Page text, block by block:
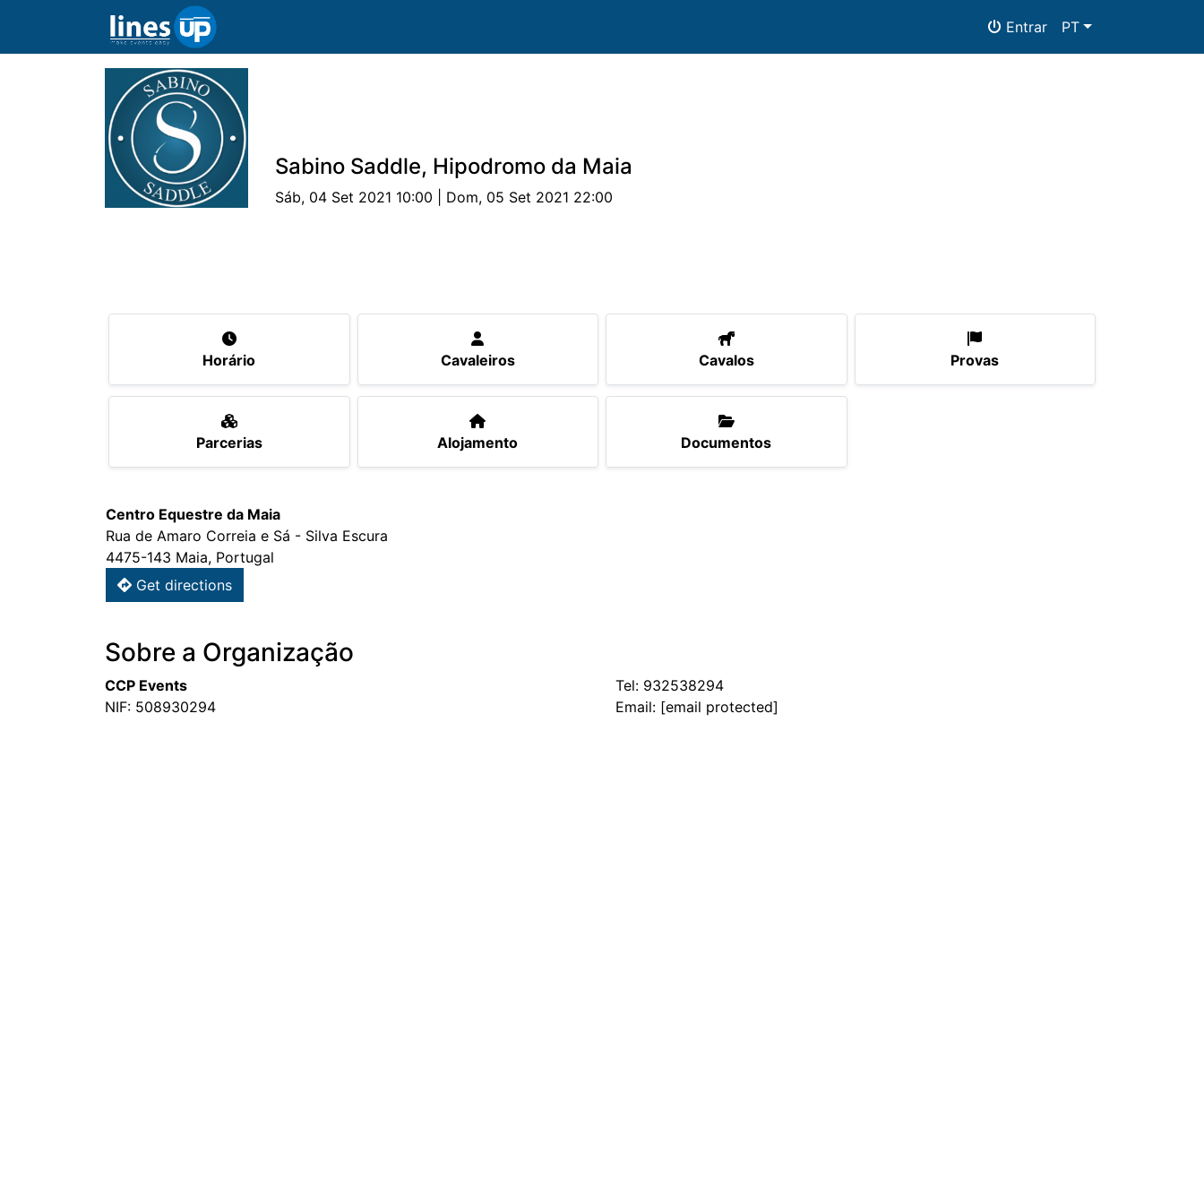
Entrar PT
Sabino Saddle, Hipodromo da Maia
Sáb, 04 Set 2021 10:00 | Dom, 05 Set 2021 22:00
Horário Cavaleiros Cavalos Provas
Parcerias Alojamento Documentos
Centro Equestre da Maia
Rua de Amaro Correia e Sá - Silva Escura
4475-143 Maia, Portugal
Get directions
Sobre a Organização
CCP Events
NIF: 508930294
Tel: 932538294
Email: [email protected]